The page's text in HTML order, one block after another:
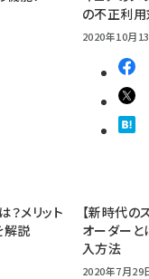
の不正利
2020年10月
？メリット
解説
【新時代の
オーダーと
入方法
2020年7月29